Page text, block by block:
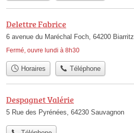
Delettre Fabrice
6 avenue du Maréchal Foch, 64200 Biarritz
Fermé, ouvre lundi à 8h30
Horaires Téléphone
Despagnet Valérie
5 Rue des Pyrénées, 64230 Sauvagnon